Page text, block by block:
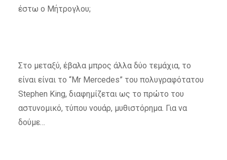
έστω ο Μήτρογλου;
Στο μεταξύ, έβαλα μπρος άλλα δύο τεμάχια, το
είναι είναι το “Mr Mercedes” του πολυγραφότατου
Stephen King, διαφημίζεται ως το πρώτο του
αστυνομικό, τύπου νουάρ, μυθιστόρημα. Για να
δούμε…